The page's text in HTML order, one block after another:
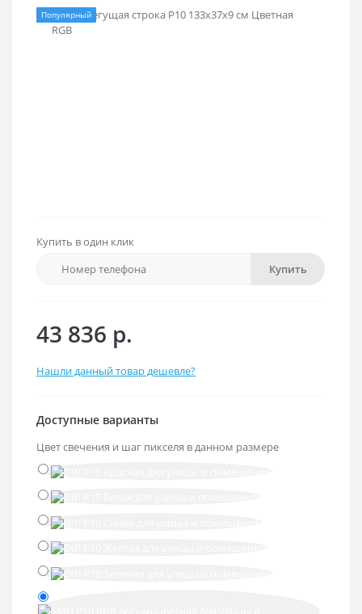
Популярный
Купить в один клик
Купить
43 836 р.
Нашли данный товар дешевле?
Доступные варианты
Цвет свечения и шаг пикселя в данном размере